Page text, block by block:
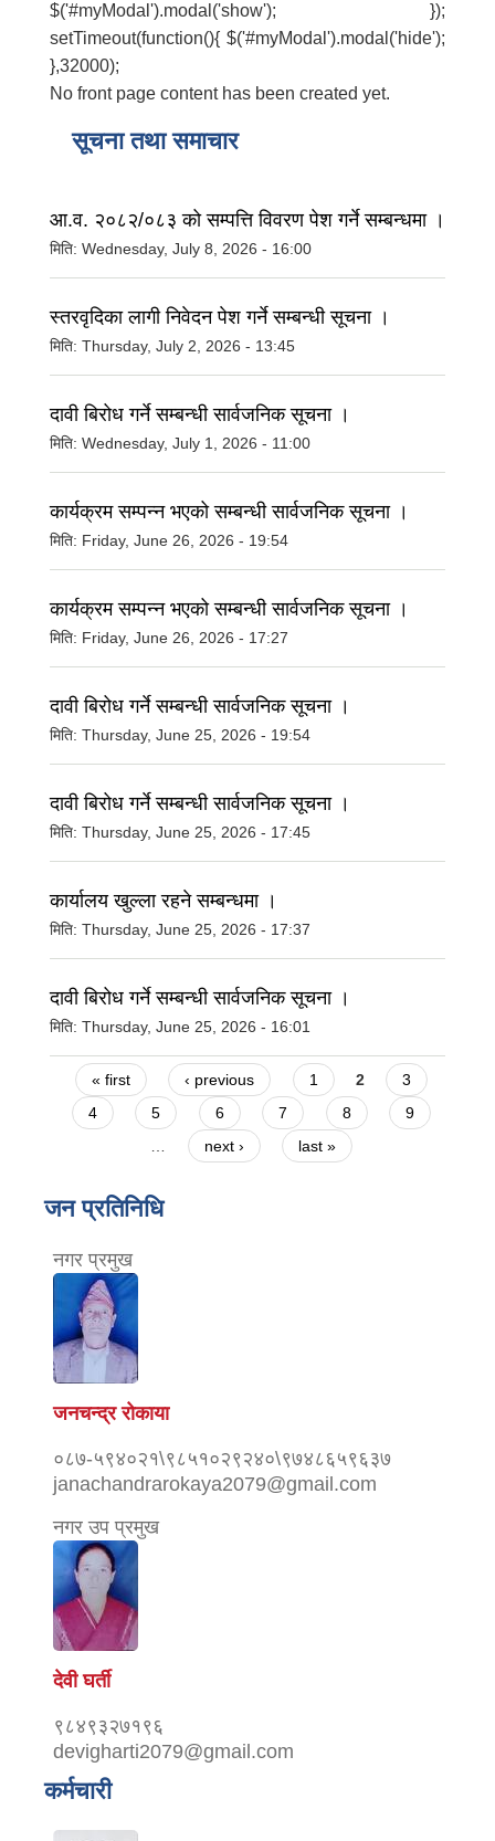
$('#myModal').modal('show'); });
setTimeout(function(){ $('#myModal').modal('hide');
},32000);
No front page content has been created yet.
सूचना तथा समाचार
आ.व. २०८२/०८३ को सम्पत्ति विवरण पेश गर्ने सम्बन्धमा ।
मिति: Wednesday, July 8, 2026 - 16:00
स्तरवृदिका लागी निवेदन पेश गर्ने सम्बन्धी सूचना ।
मिति: Thursday, July 2, 2026 - 13:45
दावी बिरोध गर्ने सम्बन्धी सार्वजनिक सूचना ।
मिति: Wednesday, July 1, 2026 - 11:00
कार्यक्रम सम्पन्न भएको सम्बन्धी सार्वजनिक सूचना ।
मिति: Friday, June 26, 2026 - 19:54
कार्यक्रम सम्पन्न भएको सम्बन्धी सार्वजनिक सूचना ।
मिति: Friday, June 26, 2026 - 17:27
दावी बिरोध गर्ने सम्बन्धी सार्वजनिक सूचना ।
मिति: Thursday, June 25, 2026 - 19:54
दावी बिरोध गर्ने सम्बन्धी सार्वजनिक सूचना ।
मिति: Thursday, June 25, 2026 - 17:45
कार्यालय खुल्ला रहने सम्बन्धमा ।
मिति: Thursday, June 25, 2026 - 17:37
दावी बिरोध गर्ने सम्बन्धी सार्वजनिक सूचना ।
मिति: Thursday, June 25, 2026 - 16:01
Pages
« first ‹ previous 1 2
3
4
5 6 7 8
9
…
next › last »
जन प्रतिनिधि
नगर प्रमुख
जनचन्द्र रोकाया
०८७-५९४०२१\९८५१०२९२४०\९७४८६५९६३७
janachandrarokaya2079@gmail.com
नगर उप प्रमुख
देवी घर्ती
९८४९३२७१९६
devigharti2079@gmail.com
कर्मचारी